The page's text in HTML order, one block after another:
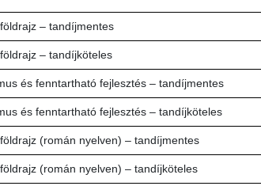
– tandíjmentes
– tandíjköteles
és fenntartható fejlesztés – tandíjmentes
és fenntartható fejlesztés – tandíjköteles
(román nyelven) – tandíjmentes
(román nyelven) – tandíjköteles